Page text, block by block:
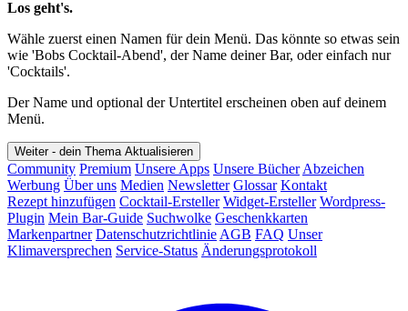
Los geht's.
Wähle zuerst einen Namen für dein Menü. Das könnte so etwas sein
wie 'Bobs Cocktail-Abend', der Name deiner Bar, oder einfach nur
'Cocktails'.
Der Name und optional der Untertitel erscheinen oben auf deinem
Menü.
Weiter - dein Thema Aktualisieren
Community Premium Unsere Apps Unsere Bücher Abzeichen
Werbung Über uns Medien Newsletter Glossar Kontakt
Rezept hinzufügen Cocktail-Ersteller Widget-Ersteller Wordpress-
Plugin Mein Bar-Guide Suchwolke Geschenkkarten
Markenpartner Datenschutzrichtlinie AGB FAQ Unser
Klimaversprechen Service-Status Änderungsprotokoll